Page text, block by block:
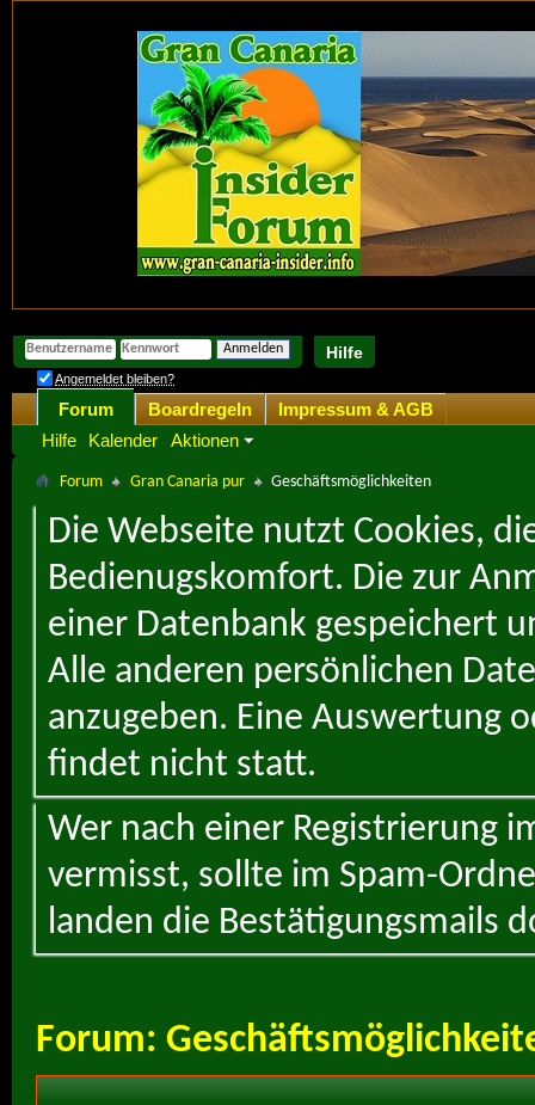
Hilfe
Angemeldet bleiben?
Forum
Hilfe
Kalender Aktionen
Boardregeln Impressum & AGB
Forum Gran Canaria pur Geschäftsmöglichkeiten
Die Webseite nutzt Cookies,
Bedienugskomfort. Die zur
einer Datenbank gespeichert
Alle anderen persönlichen
anzugeben. Eine Auswertung
findet nicht statt.
Wer nach einer Registrierung
vermisst, sollte im Spam-
landen die Bestätigungsmails
Forum: